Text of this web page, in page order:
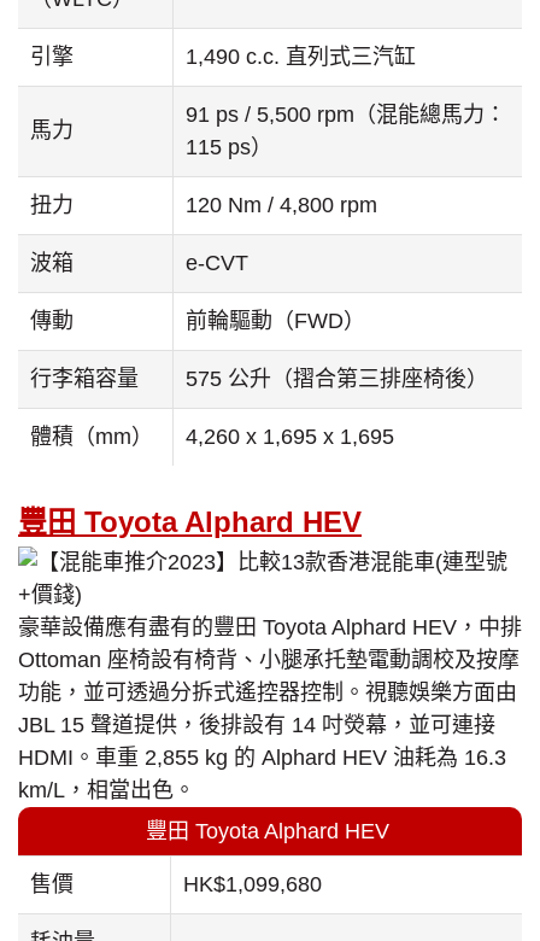
引擎 1,490 c.c. 直列式三汽缸
馬力
91 ps / 5,500 rpm（混能總馬力：
115 ps）
扭力 120 Nm / 4,800 rpm
波箱 e-CVT
傳動 前輪驅動（FWD）
行李箱容量 575 公升（摺合第三排座椅後）
體積（mm） 4,260 x 1,695 x 1,695
豐田 Toyota Alphard HEV
豪華設備應有盡有的豐田 Toyota Alphard HEV，中排
Ottoman 座椅設有椅背、小腿承托墊電動調校及按摩
功能，並可透過分拆式遙控器控制。視聽娛樂方面由
JBL 15 聲道提供，後排設有 14 吋熒幕，並可連接
HDMI。車重 2,855 kg 的 Alphard HEV 油耗為 16.3
km/L，相當出色。
豐田 Toyota Alphard HEV
售價 HK$1,099,680